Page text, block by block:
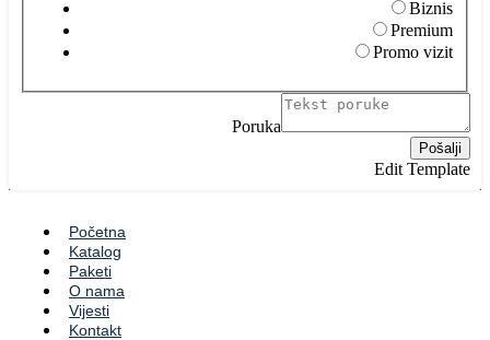
Biznis
Premium
Promo vizit
Poruka
Pošalji
Edit Template
Početna
Katalog
Paketi
O nama
Vijesti
Kontakt